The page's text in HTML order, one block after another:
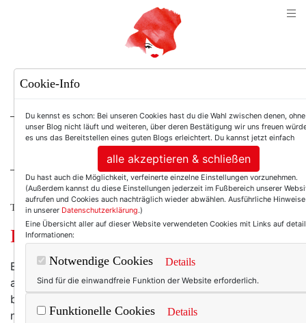
For Women. Not Girls.
TEXTERELLA LIEBT MODE.
Die besten Jeans für Curvys
Es ist immer wieder dasselbe: Kaum veröffentliche ich
auf Instagram ein Foto, das mich in Jeans zeigt,
bekomme ich ein Dutzend Nachrichten, in denen ich
nach ihrer Herkunft gefragt werde. Und ich kann es
Cookie-Info
Du kennst es schon: Bei unseren Cookies hast du die Wahl zwischen denen,
unser Blog nicht läuft und weiteren, über deren Bestätigung wir uns freuen
es uns das Bereitstellen eines guten Blogs erleichtert. Du kannst jetzt einfach
alle akzeptieren & schließen
Du hast auch die Möglichkeit, verfeinerte einzelne Einstellungen vorzunehmen.
(Außerdem kannst du diese Einstellungen jederzeit im Fußbereich unserer
aufrufen und Cookies auch nachträglich wieder abwählen. Ausführliche
in unserer Datenschutzerklärung.)
Eine Übersicht aller auf dieser Website verwendeten Cookies mit Links auf
Informationen:
Notwendige Cookies Details
Sind für die einwandfreie Funktion der Website erforderlich.
Funktionelle Cookies Details